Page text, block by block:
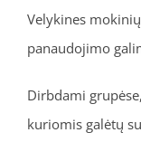
Velykines
panaudojimo
Dirbdami
kuriomis galėtų